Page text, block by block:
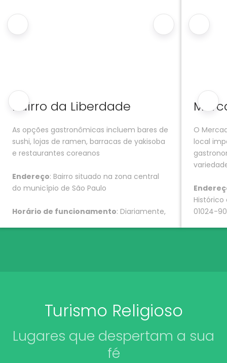
Bairro da Liberdade
As opções gastronômicas incluem bares de
sushi, lojas de ramen, barracas de yakisoba
e restaurantes coreanos
Endereço: Bairro situado na zona central
do município de São Paulo
Horário de funcionamento: Diariamente,
O
local
Histórico
01024-
Turismo Religioso
Lugares que despertam a sua
fé